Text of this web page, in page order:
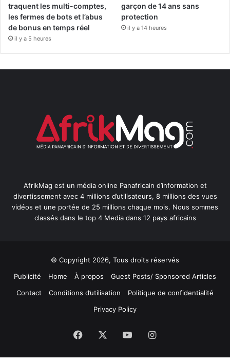
traquent les multi-comptes,
les fermes de bots et l’abus
de bonus en temps réel
il y a 5 heures
garçon de 14 ans sans
protection
il y a 14 heures
AfrikMag est un média online Panafricain d’information et
divertissement avec 4 millions d’utilisateurs, 8 millions des vues
vidéos et une portée de 25 millions chaque mois. Nous sommes
classés dans le top 4 Media dans 12 pays africains
© Copyright 2026, Tous droits réservés
Publicité
Home À propos
Guest Posts/ Sponsored Articles
Contact
Conditions d’utilisation
Politique de confidentialité
Privacy Policy
Facebook YouTubeInstagram